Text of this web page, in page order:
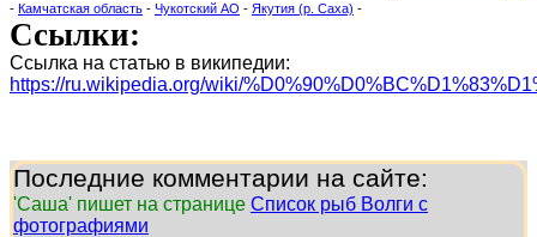
- Камчатская область - Чукотский АО - Якутия (р. Саха) -
Ссылки:
Ссылка на статью в википедии:
https://ru.wikipedia.org/wiki/
Последние комментарии на сайте:
'Саша' пишет на странице Список рыб Волги с
фотографиями